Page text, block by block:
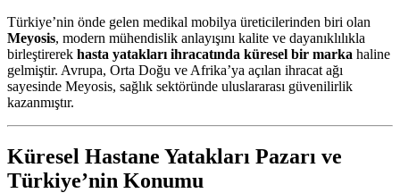
Türkiye’nin önde gelen medikal mobilya üreticilerinden biri olan
Meyosis, modern mühendislik anlayışını kalite ve dayanıklılıkla
birleştirerek hasta yatakları ihracatında küresel bir marka haline
gelmiştir. Avrupa, Orta Doğu ve Afrika’ya açılan ihracat ağı
sayesinde Meyosis, sağlık sektöründe uluslararası güvenilirlik
kazanmıştır.
Küresel Hastane Yatakları Pazarı ve
Türkiye’nin Konumu